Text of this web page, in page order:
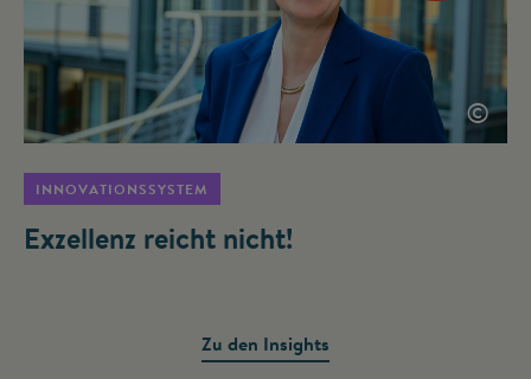
©
INNOVATIONSSYSTEM
Exzellenz reicht nicht!
Zu den Insights